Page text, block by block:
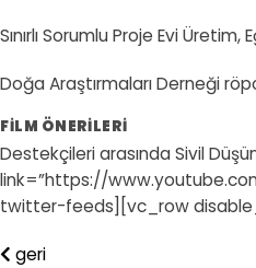
Sınırlı Sorumlu Proje Evi
Doğa Araştırmaları Derneği
FILM ÖNERILERI
Destekçileri arasında Sivil
link=”https://
twitter-feeds][vc_row
geri